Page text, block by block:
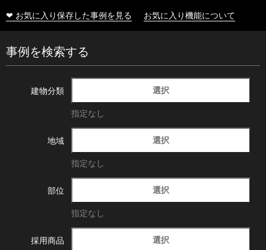
❤ お気に入り保存した事例を見る お気に入り機能について
事例を検索する
建物分類 選択
指定なし
地域 選択
指定なし
部位 選択
指定なし
採用商品 選択